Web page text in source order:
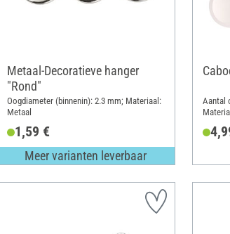
Metaal-Decoratieve hanger
"Rond"
Oogdiameter (binnenin): 2.3 mm; Materiaal:
Metaal
1,59 €
Meer varianten leverbaar
Aantal